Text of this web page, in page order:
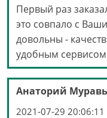
Первый раз
это совпало с
довольны -
удобным
Анаторий
2021-07-29 20:06:11